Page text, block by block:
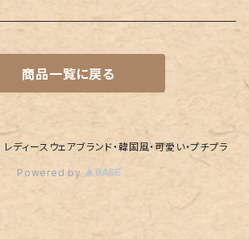
商品一覧に戻る
ィースウェアブランド・韓国風・可愛い・プチプラ
Powered by